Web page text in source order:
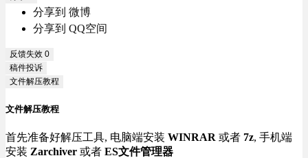
分享到 微博
分享到 QQ空间
反馈失效 0
稿件投诉
文件解压教程
文件解压教程
首先准备好解压工具, 电脑端安装 WINRAR 或者 7z, 手机端
安装 Zarchiver 或者 ES文件管理器